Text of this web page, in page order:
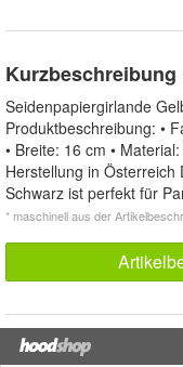
Kurzbeschreibung
Seidenpapiergirlande
Produktbeschreibung: •
• Breite: 16 cm •
Herstellung in
Schwarz ist perfekt für
* maschinell aus der